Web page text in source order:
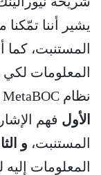
يشير أننا
المستنبت، كما
المعلومات لكي
نظام MetaBOC سينطوي على كشفين علميين:
الأول فهم
المستنبت، و
المعلومات